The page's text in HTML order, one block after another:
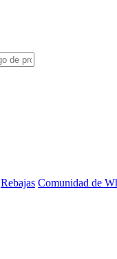
Rebajas Comunidad de